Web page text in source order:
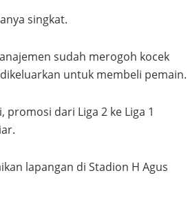
singkat.
sudah merogoh kocek
untuk membeli pemain.
dari Liga 2 ke Liga 1
lapangan di Stadion H Agus